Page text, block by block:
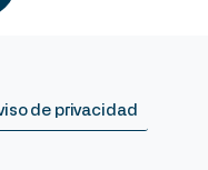
de privacidad